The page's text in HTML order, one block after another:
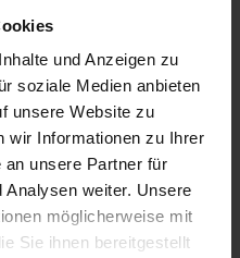
und Anzeigen zu
soziale Medien anbieten
unsere Website zu
wir Informationen zu Ihrer
an unsere Partner für
Analysen weiter. Unsere
möglicherweise mit
Sie ihnen bereitgestellt